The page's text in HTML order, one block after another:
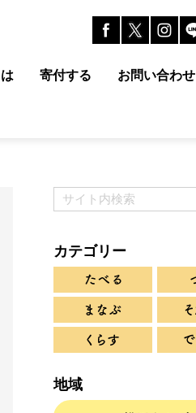
寄付する お問い合わせ
カテゴリー
地域